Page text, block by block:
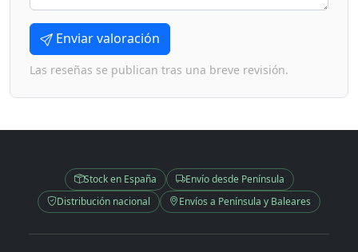
Enviar valoración
Las reseñas se publican tras una breve revisión.
Stock en España
Envío desde Península
Distribución nacional
Envíos a Península y Baleares